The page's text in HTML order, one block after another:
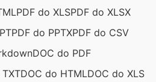
PDF do XLSPDF do XLSX
PDF do PPTXPDF do CSV
DOC do PDF
DOC do HTMLDOC do XLS